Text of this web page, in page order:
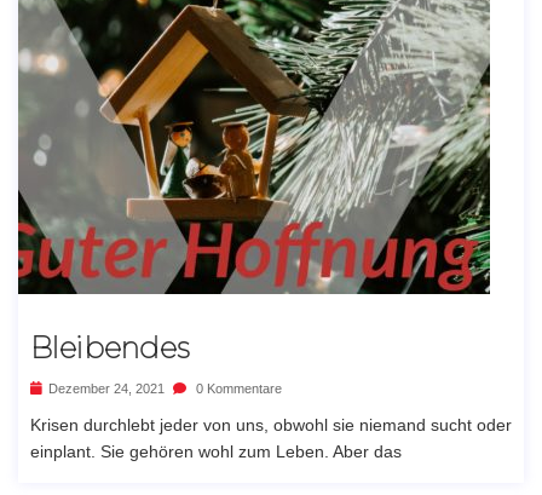
Bleibendes
Dezember 24, 2021 0 Kommentare
Krisen durchlebt jeder von uns, obwohl sie niemand sucht oder
einplant. Sie gehören wohl zum Leben. Aber das